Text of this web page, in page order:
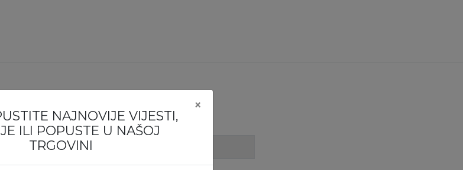
IZLOŽBU ILI AUKCIJU!
Pretplatite se na bilten!
NAJNOVIJE VIJESTI,
ILI POPUSTE U NAŠOJ
TRGOVINI
×